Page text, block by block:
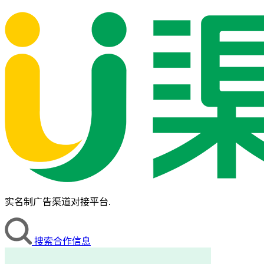
实名制广告渠道对接平台.
搜索合作信息